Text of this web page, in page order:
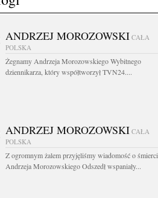
ANDRZEJ MOROZOWSKI CAŁA
POLSKA
Żegnamy Andrzeja Morozowskiego Wybitnego
dziennikarza, który współtworzył TVN24....
ANDRZEJ MOROZOWSKI CAŁA
POLSKA
Z ogromnym żalem przyjęliśmy wiadomość o śmierci
Andrzeja Morozowskiego Odszedł wspaniały...